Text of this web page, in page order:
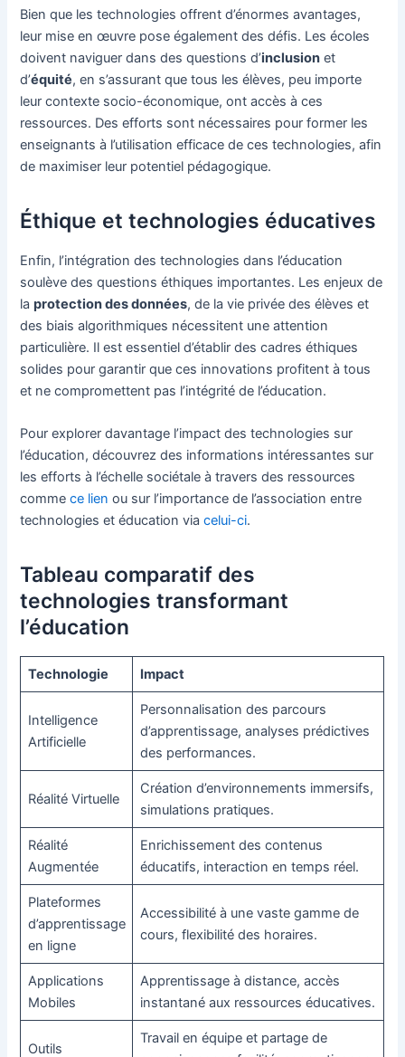
Bien que les technologies offrent d’énormes avantages,
leur mise en œuvre pose également des défis. Les écoles
doivent naviguer dans des questions d’inclusion et
d’équité, en s’assurant que tous les élèves, peu importe
leur contexte socio-économique, ont accès à ces
ressources. Des efforts sont nécessaires pour former les
enseignants à l’utilisation efficace de ces technologies, afin
de maximiser leur potentiel pédagogique.
Éthique et technologies éducatives
Enfin, l’intégration des technologies dans l’éducation
soulève des questions éthiques importantes. Les enjeux de
laprotection des données, de la vie privée des élèves et
des biais algorithmiques nécessitent une attention
particulière. Il est essentiel d’établir des cadres éthiques
solides pour garantir que ces innovations profitent à tous
et ne compromettent pas l’intégrité de l’éducation.
Pour explorer davantage l’impact des technologies sur
l’éducation, découvrez des informations intéressantes sur
les efforts à l’échelle sociétale à travers des ressources
commece lien ou sur l’importance de l’association entre
technologies et éducation viacelui-ci.
Tableau comparatif des
technologies transformant
l’éducation
Technologie Impact
Intelligence
Artificielle
Personnalisation des parcours
d’apprentissage, analyses prédictives
des performances.
Réalité Virtuelle
Création d’environnements immersifs,
simulations pratiques.
Réalité
Augmentée
Enrichissement des contenus
éducatifs, interaction en temps réel.
Plateformes
d’apprentissage
en ligne
Accessibilité à une vaste gamme de
cours, flexibilité des horaires.
Applications
Mobiles
Apprentissage à distance, accès
instantané aux ressources éducatives.
Outils
Travail en équipe et partage de